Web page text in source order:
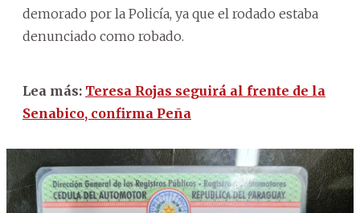
demorado por la Policía, ya que el rodado estaba
denunciado como robado.
Lea más: Teresa Rojas seguirá al frente de la
Senabico, confirma Peña